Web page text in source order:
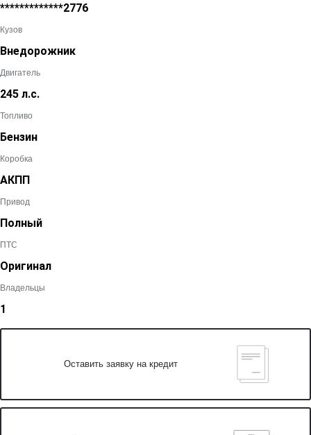
*************2776
Кузов
Внедорожник
Двигатель
245 л.с.
Топливо
Бензин
Коробка
АКПП
Привод
Полный
ПТС
Оригинал
Владельцы
1
Оставить заявку на кредит